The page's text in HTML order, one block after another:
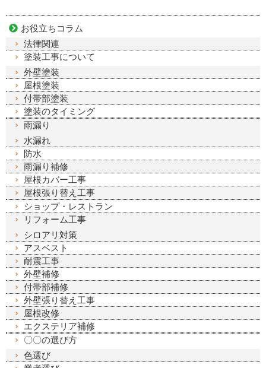
お役立ちコラム
法律関連
塗装工事について
外壁塗装
屋根塗装
付帯部塗装
塗装のタイミング
雨漏り
水漏れ
防水
雨漏り補修
屋根カバー工事
屋根張り替え工事
ショップ・レストラン
リフォーム工事
シロアリ対策
アスベスト
耐震工事
外壁補修
付帯部補修
外壁張り替え工事
屋根改修
エクステリア補修
〇〇の選び方
色選び